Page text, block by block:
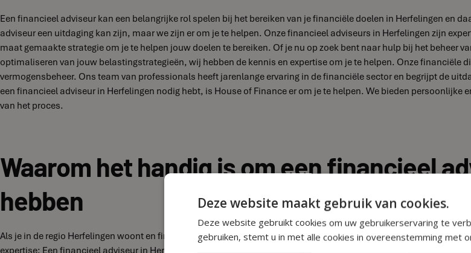
Een financieel adviseur kan een belangrijke rol spelen bij het bereiken van je financiële doelen in Herfelingen en
adviseur een uitdaging kan zijn, maar we zijn er om je te helpen. Onze financieel adviseurs in Herfelingen zijn
maat gemaakte strategie om je te helpen jouw doelen te bereiken. Of je nu op zoek bent naar hulp bij het beheer
optimaliseren van jouw belastingstrategieën, wij hebben de kennis en expertise om je te helpen. Onze
vermogensbeheer. Ons team van professionals heeft jarenlange ervaring in de financiële sector en begrijpt de
een financieel adviseur in Herfelingen nodig hebt, is House of Finance er om je te helpen. We bieden persoonlijke
van het proces.
Waarom het handig is om een financieel
hebben
Als je in de regio Herfelingen woont en financiële vraagstukken hebt, kan het erg handig zijn om een financieel
expertise: Een financieel adviseur in Herfelingen heeft kennis van de lokale markt en kan je adviseren over de
Deze website maakt gebruik van cookies.
Deze website gebruikt cookies om uw gebruikerservaring te
gebruiken, stemt u in met alle cookies in overeenstemming met